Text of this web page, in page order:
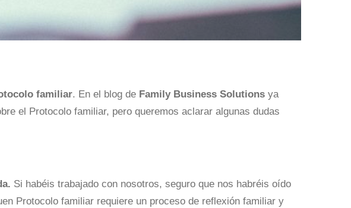
familiar. En el blog de Family Business Solutionsya
el Protocolo familiar, pero queremos aclarar algunas dudas
Si habéis trabajado con nosotros, seguro que nos habréis oído
Protocolo familiar requiere un proceso de reflexión familiar y